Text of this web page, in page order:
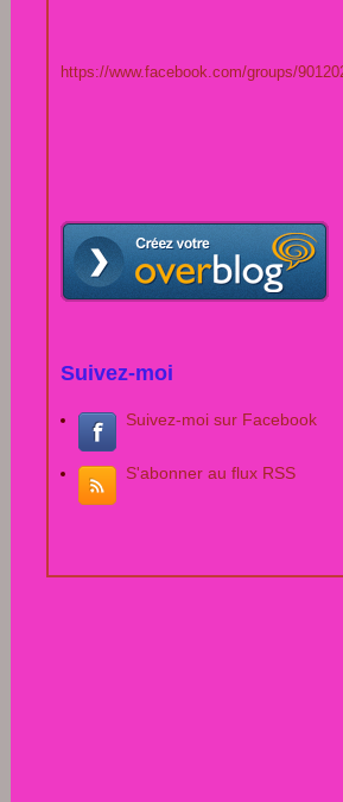
Le sac de la poupée Lolo ....
La poupée Lolo - 3e tenue
https://www.facebook.com/groups/
Suivez-moi
Suivez-moi sur Facebook
S'abonner au flux RSS